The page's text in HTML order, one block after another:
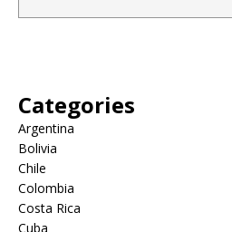
Categories
Argentina
Bolivia
Chile
Colombia
Costa Rica
Cuba